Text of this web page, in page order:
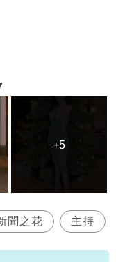
+5
+5
聞之花 主持